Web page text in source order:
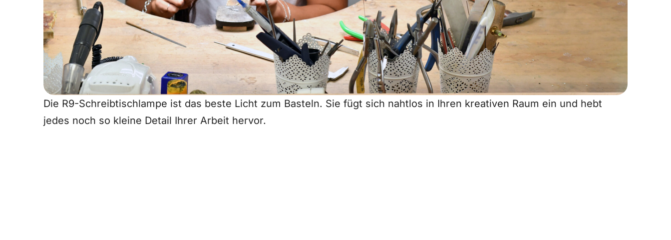
Die R9-Schreibtischlampe ist das beste Licht zum Basteln. Sie fügt sich nahtlos in Ihren kreativen Raum ein und hebt
jedes noch so kleine Detail Ihrer Arbeit hervor.